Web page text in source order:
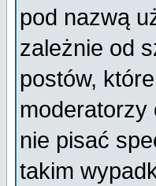
pod nazwą
zależnie od
postów,
moderatorzy
nie pisać
takim